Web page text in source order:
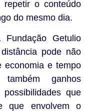
repetir o conteúdo
do mesmo dia.
Getulio
pode não
economia e tempo
ganhos
que
que envolvem o